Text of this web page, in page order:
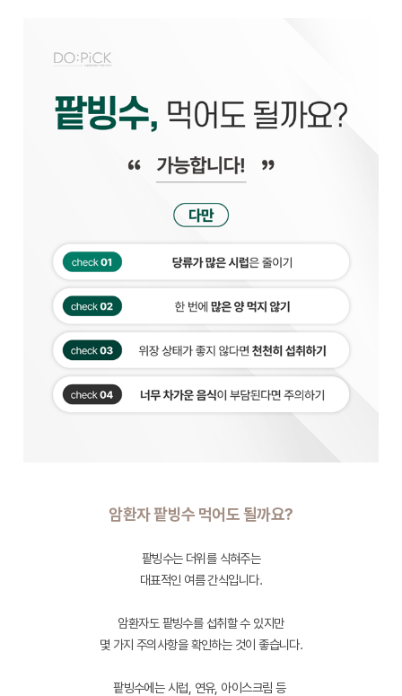
암환자 팥빙수 먹어도 될까요?
팥빙수는 더위를 식혀주는
대표적인 여름 간식입니다.
암환자도 팥빙수를 섭취할 수 있지만
몇 가지 주의사항을 확인하는 것이 좋습니다.
팥빙수에는 시럽, 연유, 아이스크림 등